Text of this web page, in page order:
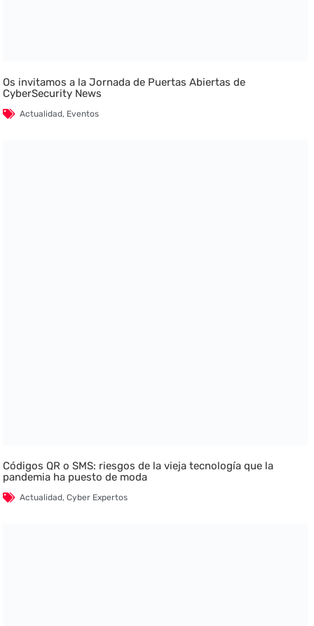
Os invitamos a la Jornada de Puertas Abiertas de
CyberSecurity News
Actualidad, Eventos
Códigos QR o SMS: riesgos de la vieja tecnología que la
pandemia ha puesto de moda
Actualidad,Cyber Expertos